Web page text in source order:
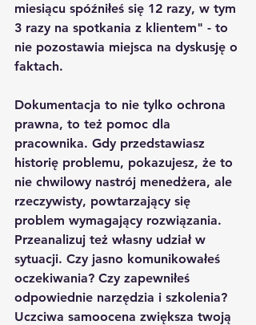
miesiącu spóźniłeś się 12 razy, w tym
3 razy na spotkania z klientem" - to
nie pozostawia miejsca na dyskusję o
faktach.
Dokumentacja to nie tylko ochrona
prawna, to też pomoc dla
pracownika. Gdy przedstawiasz
historię problemu, pokazujesz, że to
nie chwilowy nastrój menedżera, ale
rzeczywisty, powtarzający się
problem wymagający rozwiązania.
Przeanalizuj też własny udział w
sytuacji. Czy jasno komunikowałeś
oczekiwania? Czy zapewniłeś
odpowiednie narzędzia i szkolenia?
Uczciwa samoocena zwiększa twoją